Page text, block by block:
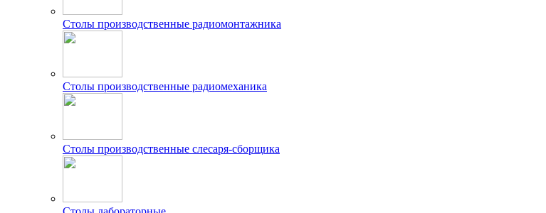
Столы производственные радиомонтажника
Столы производственные радиомеханика
Столы производственные слесаря-сборщика